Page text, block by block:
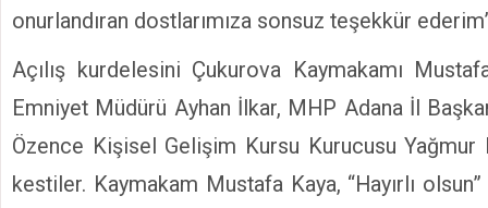
onurlandıran dostlarımıza sonsuz teşekkür
Açılış kurdelesini Çukurova Kaymakamı
Emniyet Müdürü Ayhan İlkar, MHP Adana İl
Özence Kişisel Gelişim Kursu Kurucusu
kestiler. Kaymakam Mustafa Kaya, “Hayırlı